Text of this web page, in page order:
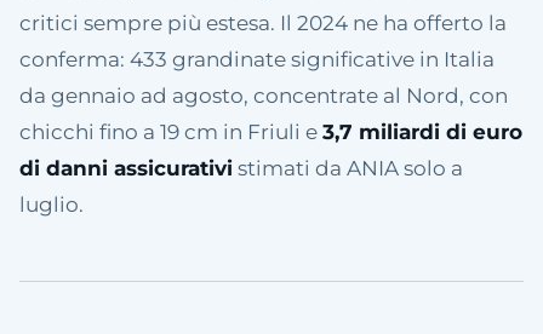
critici sempre più estesa. Il 2024 ne ha offerto la
conferma: 433 grandinate significative in Italia
da gennaio ad agosto, concentrate al Nord, con
chicchi fino a 19 cm in Friuli e 3,7 miliardi di euro
di danni assicurativi stimati da ANIA solo a
luglio.